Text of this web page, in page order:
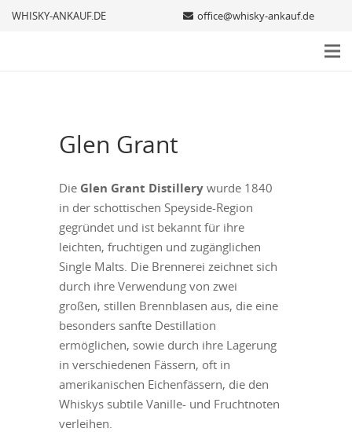
WHISKY-ANKAUF.DE office@whisky-ankauf.de
Glen Grant
Die Glen Grant Distillery wurde 1840
in der schottischen Speyside-Region
gegründet und ist bekannt für ihre
leichten, fruchtigen und zugänglichen
Single Malts. Die Brennerei zeichnet sich
durch ihre Verwendung von zwei
großen, stillen Brennblasen aus, die eine
besonders sanfte Destillation
ermöglichen, sowie durch ihre Lagerung
in verschiedenen Fässern, oft in
amerikanischen Eichenfässern, die den
Whiskys subtile Vanille- und Fruchtnoten
verleihen.